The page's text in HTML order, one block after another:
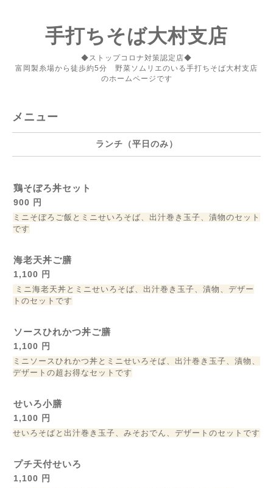
手打ちそば大村支店
◆ストップコロナ対策認定店◆
富岡製糸場から徒歩約5分 野菜ソムリエのいる手打ちそば大村支店
のホームページです
メニュー
ランチ（平日のみ）
鶏そぼろ丼セット
900 円
ミニそぼろご飯とミニせいろそば、出汁巻き玉子、漬物のセット
です
海老天丼ご膳
1,100 円
ミニ海老天丼とミニせいろそば、出汁巻き玉子、漬物、デザー
トのセットです
ソースひれかつ丼ご膳
1,100 円
ミニソースひれかつ丼とミニせいろそば、出汁巻き玉子、漬物、
デザートの超お得なセットです
せいろ小膳
1,100 円
せいろそばと出汁巻き玉子、みそおでん、デザートのセットです
プチ天付せいろ
1,100 円